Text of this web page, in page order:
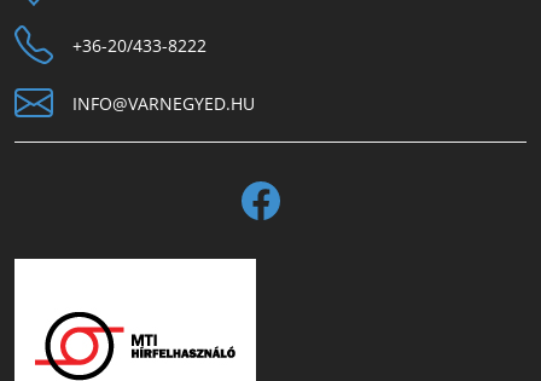
+36-20/433-8222
INFO@VARNEGYED.HU